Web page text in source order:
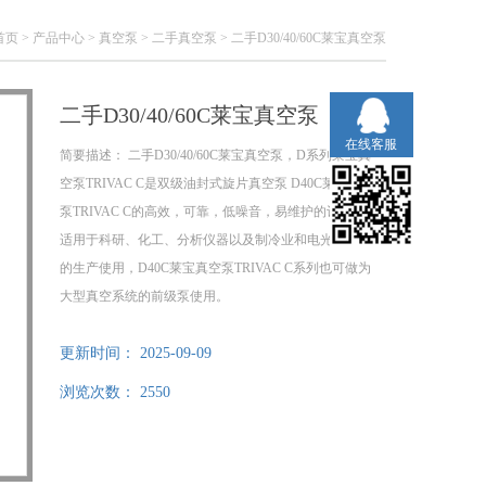
页 > 产品中心 > 真空泵 > 二手真空泵 > 二手D30/40/60C莱宝真空泵
二手D30/40/60C莱宝真空泵
简要描述： 二手D30/40/60C莱宝真空泵，D系列莱宝真
空泵TRIVAC C是双级油封式旋片真空泵 D40C莱宝真空
泵TRIVAC C的高效，可靠，低噪音，易维护的设计特别
适用于科研、化工、分析仪器以及制冷业和电光源产品
的生产使用，D40C莱宝真空泵TRIVAC C系列也可做为
大型真空系统的前级泵使用。
更新时间： 2025-09-09
浏览次数： 2550
在线客服